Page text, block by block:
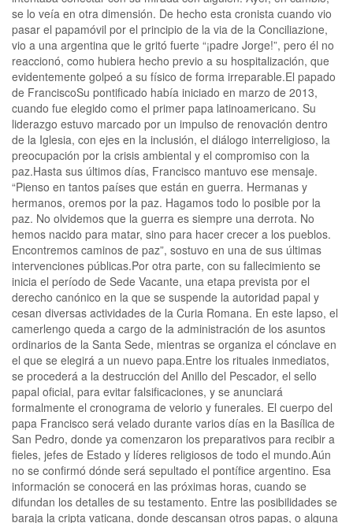
se lo veía en otra dimensión. De hecho esta cronista cuando vio
pasar el papamóvil por el principio de la via de la Conciliazione,
vio a una argentina que le gritó fuerte “¡padre Jorge!”, pero él no
reaccionó, como hubiera hecho previo a su hospitalización, que
evidentemente golpeó a su físico de forma irreparable.El papado
de FranciscoSu pontificado había iniciado en marzo de 2013,
cuando fue elegido como el primer papa latinoamericano. Su
liderazgo estuvo marcado por un impulso de renovación dentro
de la Iglesia, con ejes en la inclusión, el diálogo interreligioso, la
preocupación por la crisis ambiental y el compromiso con la
paz.Hasta sus últimos días, Francisco mantuvo ese mensaje.
“Pienso en tantos países que están en guerra. Hermanas y
hermanos, oremos por la paz. Hagamos todo lo posible por la
paz. No olvidemos que la guerra es siempre una derrota. No
hemos nacido para matar, sino para hacer crecer a los pueblos.
Encontremos caminos de paz”, sostuvo en una de sus últimas
intervenciones públicas.Por otra parte, con su fallecimiento se
inicia el período de Sede Vacante, una etapa prevista por el
derecho canónico en la que se suspende la autoridad papal y
cesan diversas actividades de la Curia Romana. En este lapso, el
camerlengo queda a cargo de la administración de los asuntos
ordinarios de la Santa Sede, mientras se organiza el cónclave en
el que se elegirá a un nuevo papa.Entre los rituales inmediatos,
se procederá a la destrucción del Anillo del Pescador, el sello
papal oficial, para evitar falsificaciones, y se anunciará
formalmente el cronograma de velorio y funerales. El cuerpo del
papa Francisco será velado durante varios días en la Basílica de
San Pedro, donde ya comenzaron los preparativos para recibir a
fieles, jefes de Estado y líderes religiosos de todo el mundo.Aún
no se confirmó dónde será sepultado el pontífice argentino. Esa
información se conocerá en las próximas horas, cuando se
difundan los detalles de su testamento. Entre las posibilidades se
baraja la cripta vaticana, donde descansan otros papas, o alguna